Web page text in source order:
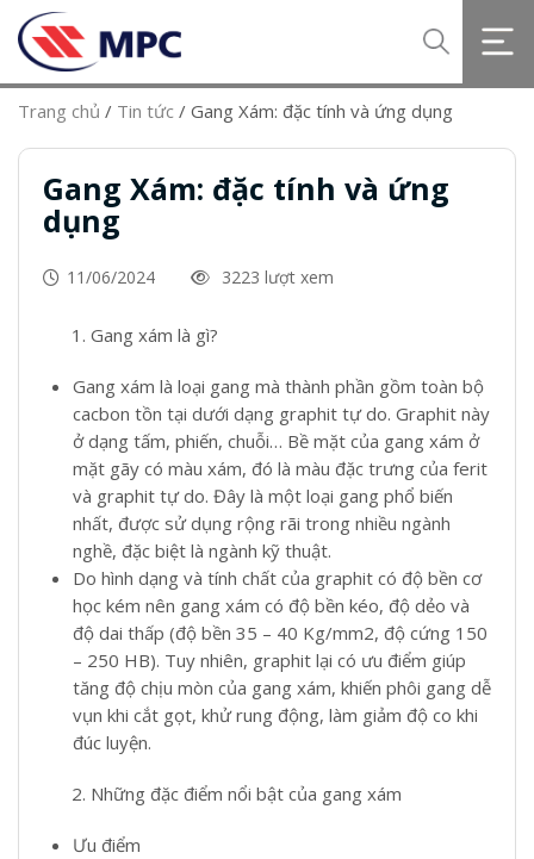
Trang chủ / Tin tức / Gang Xám: đặc tính và ứng dụng
Gang Xám: đặc tính và ứng
dụng
11/06/2024 3223 lượt xem
Gang xám là gì?
Gang xám là loại gang mà thành phần gồm toàn bộ
cacbon tồn tại dưới dạng graphit tự do. Graphit này
ở dạng tấm, phiến, chuỗi… Bề mặt của gang xám ở
mặt gãy có màu xám, đó là màu đặc trưng của ferit
và graphit tự do. Đây là một loại gang phổ biến
nhất, được sử dụng rộng rãi trong nhiều ngành
nghề, đặc biệt là ngành kỹ thuật.
Do hình dạng và tính chất của graphit có độ bền cơ
học kém nên gang xám có độ bền kéo, độ dẻo và
độ dai thấp (độ bền 35 – 40 Kg/mm2, độ cứng 150
– 250 HB). Tuy nhiên, graphit lại có ưu điểm giúp
tăng độ chịu mòn của gang xám, khiến phôi gang dễ
vụn khi cắt gọt, khử rung động, làm giảm độ co khi
đúc luyện.
Những đặc điểm nổi bật của gang xám
Ưu điểm